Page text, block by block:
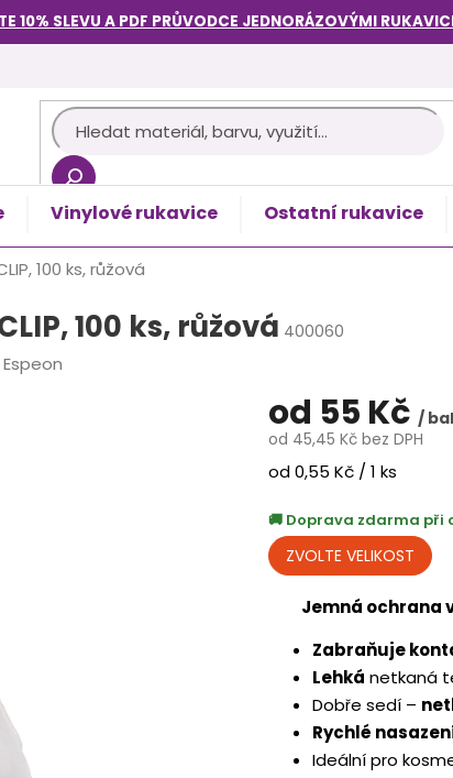
10% SLEVU A PDF PRŮVODCE JEDNORÁZOVÝMI
Vinylové rukavice Ostatní rukavice
100 ks, růžová
100 ks, růžová 400060
Espeon
od 55 Kč /
od 45,45 Kč bez DPH
Měrná
od 0,55 Kč / 1 ks
Doprava zdarma při
Jemná ochrana
Zabraňuje
Lehká netkaná
Dobře sedí –
Rychlé
Ideální pro